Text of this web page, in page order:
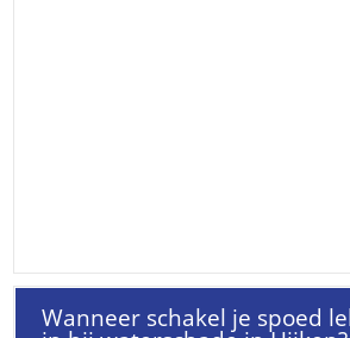
Wanneer schakel je spoed